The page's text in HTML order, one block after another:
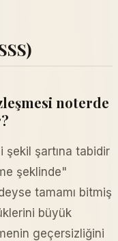
noterde
şartına tabidir
şeklinde"
tamamı bitmiş
büyük
geçersizliğini